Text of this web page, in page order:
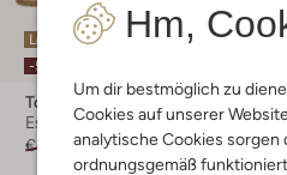
Hm,
Um dir bestmöglich zu
Cookies auf unserer
analytische Cookies sorgen
ordnungsgemäß
Letzter Artikel
-50%
Toms
Espadrilles
€ 79,99 € 39,99